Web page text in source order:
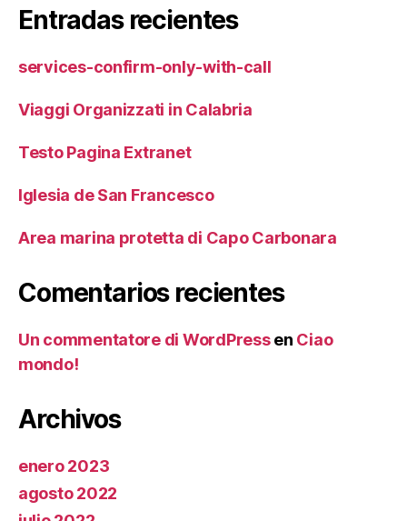
Entradas recientes
services-confirm-only-with-call
Viaggi Organizzati in Calabria
Testo Pagina Extranet
Iglesia de San Francesco
Area marina protetta di Capo Carbonara
Comentarios recientes
Un commentatore di WordPressen Ciao
mondo!
Archivos
enero 2023
agosto 2022